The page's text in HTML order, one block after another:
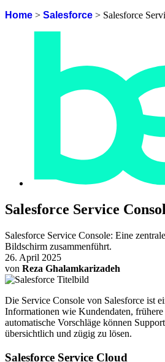
Home > Salesforce > Salesforce
Salesforce Service
Salesforce Service Console: Eine
Bildschirm zusammenführt.
26. April 2025
von Reza Ghalamkarizadeh
Die Service Console von Salesforce ist
Informationen wie Kundendaten,
automatische Vorschläge können
übersichtlich und zügig zu lösen.
Salesforce Service Cloud